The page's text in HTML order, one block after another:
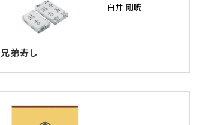
白井 剛暁
兄弟寿し